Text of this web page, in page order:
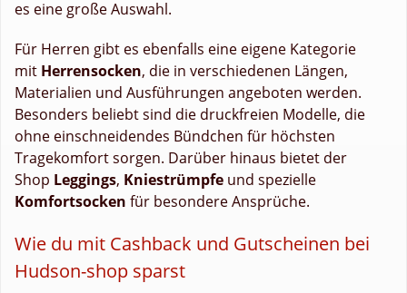
es eine große Auswahl.
Für Herren gibt es ebenfalls eine eigene Kategorie
mit Herrensocken, die in verschiedenen Längen,
Materialien und Ausführungen angeboten werden.
Besonders beliebt sind die druckfreien Modelle, die
ohne einschneidendes Bündchen für höchsten
Tragekomfort sorgen. Darüber hinaus bietet der
Shop Leggings, Kniestrümpfe und spezielle
Komfortsocken für besondere Ansprüche.
Wie du mit Cashback und Gutscheinen bei
Hudson-shop sparst